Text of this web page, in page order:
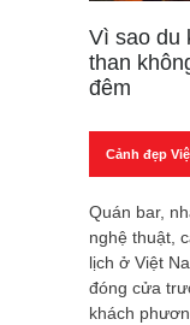
Vì sao du
than
đêm
Cảnh đẹp
Quán bar,
nghệ thuật,
lịch ở Việt
đóng cửa
khách